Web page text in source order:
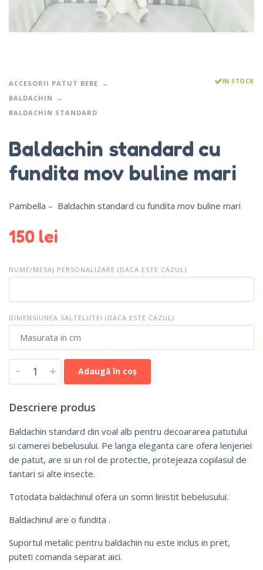
ACCESORII PATUT BEBE
BALDACHIN
BALDACHIN STANDARD
IN STOCK
Baldachin standard cu
fundita mov buline mari
Pambella – Baldachin standard cu fundita mov buline mari
150 lei
NUME/MESAJ PERSONALIZARE (DACA ESTE CAZUL)
DIMENSIUNEA SALTELUTEI (DACA ESTE CAZUL)
- + Adaugă în coș
Descriere produs
Baldachin standard din voal alb pentru decoararea patutului
si camerei bebelusului. Pe langa eleganta care ofera lenjeriei
de patut, are si un rol de protectie, protejeaza copilasul de
tantari si alte insecte.
Totodata baldachinul ofera un somn linistit bebelusului.
Baldachinul are o fundita .
Suportul metalic pentru baldachin nu este inclus in pret,
puteti comanda separat aici.